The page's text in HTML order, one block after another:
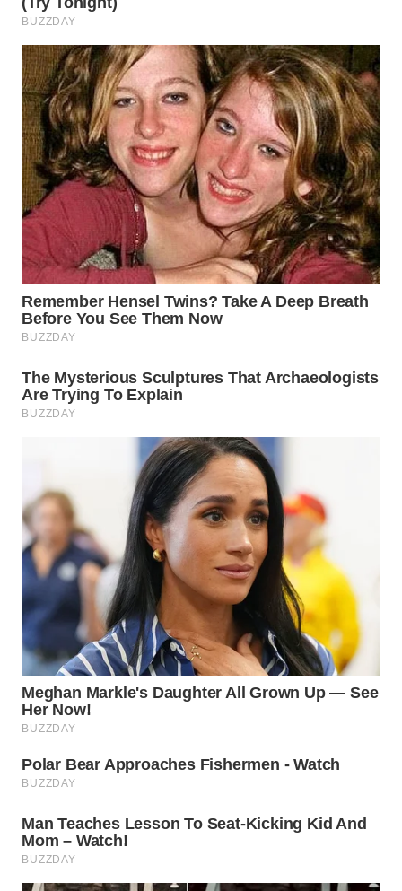
INDRAMAYU
WN
KUNINGAN
WN
MAJALENGKA
WN
SUBANG
WN
SUKABUMI
WN
PURWAKARTA
WN
SEMARANG
SOLO
WN
BOROBUDUR
WN
WN
WN